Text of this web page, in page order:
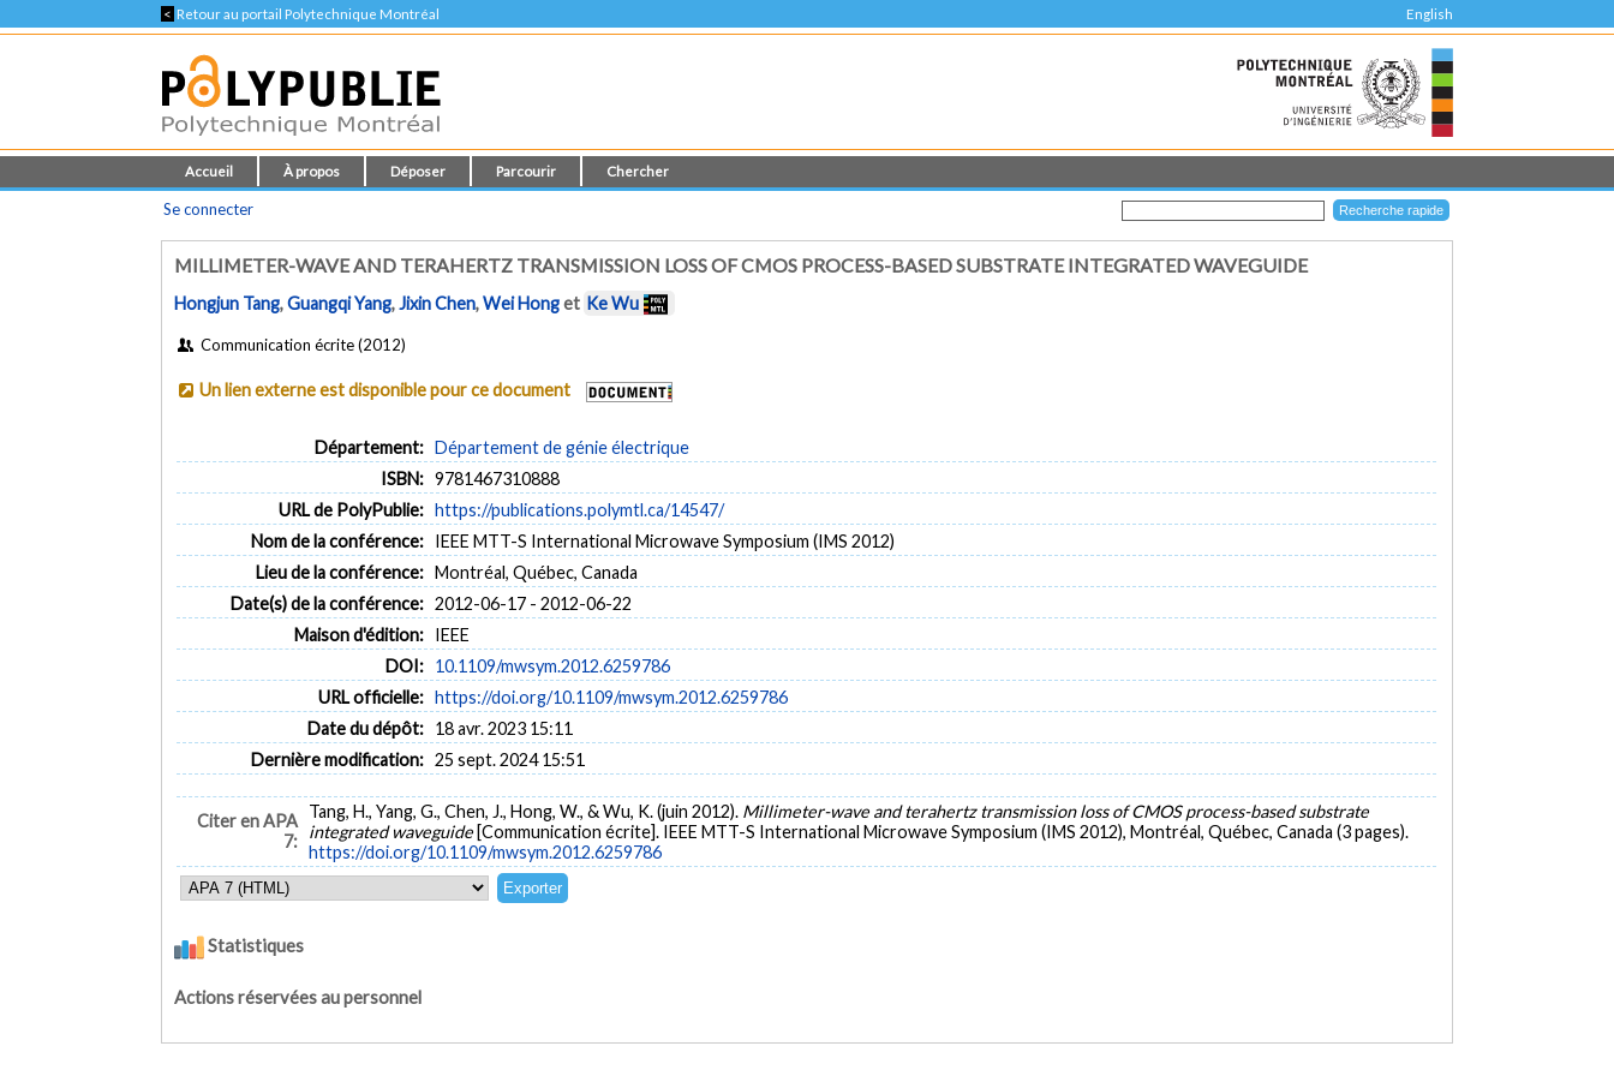
< Retour au portail Polytechnique Montréal English
Accueil À propos Déposer Parcourir Chercher
Se connecter
MILLIMETER-WAVE AND TERAHERTZ TRANSMISSION LOSS OF CMOS PROCESS-BASED SUBSTRATE INTEGRATED WAVEGUIDE
Hongjun Tang,Guangqi Yang,Jixin Chen,Wei Honget Ke Wu
Communication écrite (2012)
Un lien externe est disponible pour ce document
Département: Département de génie électrique
ISBN: 9781467310888
URL de PolyPublie: https://publications.polymtl.ca/14547/
Nom de la conférence: IEEE MTT-S International Microwave Symposium (IMS 2012)
Lieu de la conférence: Montréal, Québec, Canada
Date(s) de la conférence: 2012-06-17 - 2012-06-22
Maison d'édition: IEEE
DOI: 10.1109/mwsym.2012.6259786
URL officielle: https://doi.org/10.1109/mwsym.2012.6259786
Date du dépôt: 18 avr. 2023 15:11
Dernière modification: 25 sept. 2024 15:51
Citer en APA
7:
Tang, H., Yang, G., Chen, J., Hong, W., & Wu, K. (juin 2012). Millimeter-wave and terahertz transmission loss of CMOS process-based substrate
integrated waveguide [Communication écrite]. IEEE MTT-S International Microwave Symposium (IMS 2012), Montréal, Québec, Canada (3 pages).
https://doi.org/10.1109/mwsym.2012.6259786
Statistiques
Actions réservées au personnel